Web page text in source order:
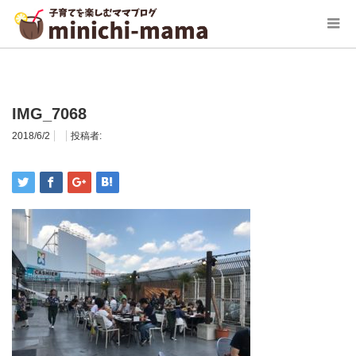
ホーム IMG_7068
IMG_7068
2018/6/2 投稿者: